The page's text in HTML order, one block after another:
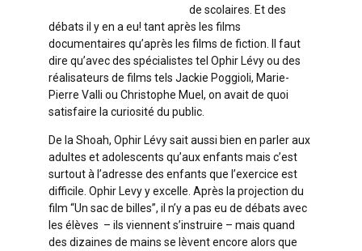
de scolaires. Et des
débats il y en a eu! tant après les films
documentaires qu’après les films de fiction. Il faut
dire qu’avec des spécialistes tel Ophir Lévy ou des
réalisateurs de films tels Jackie Poggioli, Marie-
Pierre Valli ou Christophe Muel, on avait de quoi
satisfaire la curiosité du public.
De la Shoah, Ophir Lévy sait aussi bien en parler aux
adultes et adolescents qu’aux enfants mais c’est
surtout à l’adresse des enfants que l’exercice est
difficile. Ophir Levy y excelle. Après la projection du
film “Un sac de billes”, il n’y a pas eu de débats avec
les élèves – ils viennent s’instruire – mais quand
des dizaines de mains se lèvent encore alors que